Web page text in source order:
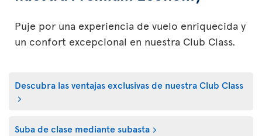
Puje por una experiencia de vuelo enriquecida y
un confort excepcional en nuestra Club Class.
Descubra las ventajas exclusivas de nuestra Club Class
Suba de clase mediante subasta